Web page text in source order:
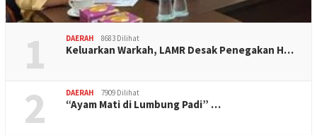
1 DAERAH 8683 Dilihat
Keluarkan Warkah, LAMR Desak Penegakan H…
2 DAERAH 7909 Dilihat
“Ayam Mati di Lumbung Padi” …